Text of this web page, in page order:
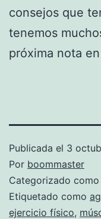
consejos que
tenemos
próxima nota
Publicada el 3
Por boommaster
Categorizado como
Etiquetado como
ejercicio físico,